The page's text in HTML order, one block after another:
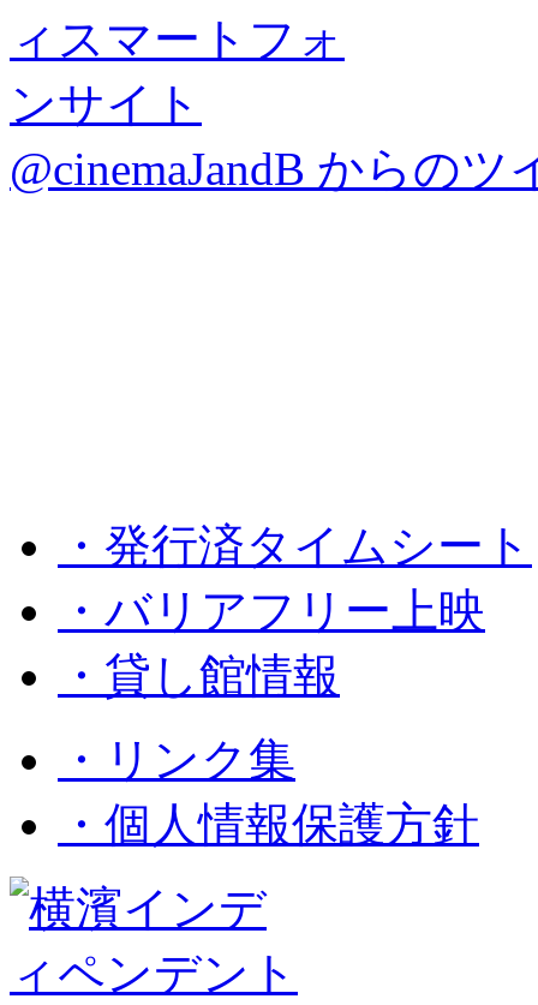
@cinemaJandB からのツ
・発行済タイムシート
・バリアフリー上映
・貸し館情報
・リンク集
・個人情報保護方針